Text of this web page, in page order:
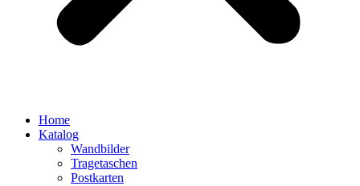
Home
Katalog
Wandbilder
Tragetaschen
Postkarten